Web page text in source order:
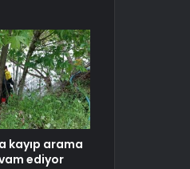
kayıp arama
ediyor